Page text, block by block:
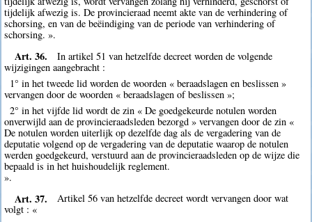
tijdelijk afwezig is. De provincieraad neemt akte van de verhindering of
schorsing, en van de beëindiging van de periode van verhindering of
schorsing. ».
Art. 36.
In artikel 51 van hetzelfde decreet worden de volgende
wijzigingen aangebracht :
1° in het tweede lid worden de woorden « beraadslagen en beslissen »
vervangen door de woorden « beraadslagen of beslissen »;
2° in het vijfde lid wordt de zin « De goedgekeurde notulen worden
onverwijld aan de provincieraadsleden bezorgd » vervangen door de zin «
De notulen worden uiterlijk op dezelfde dag als de vergadering van de
deputatie volgend op de vergadering van de deputatie waarop de notulen
werden goedgekeurd, verstuurd aan de provincieraadsleden op de wijze die
bepaald is in het huishoudelijk reglement.
».
Art. 37.
Artikel 56 van hetzelfde decreet wordt vervangen door wat
volgt : «